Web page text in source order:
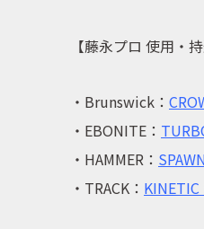
【藤永プロ 使用・
・Brunswick：
・EBONITE：
・HAMMER：
・TRACK： KINETIC